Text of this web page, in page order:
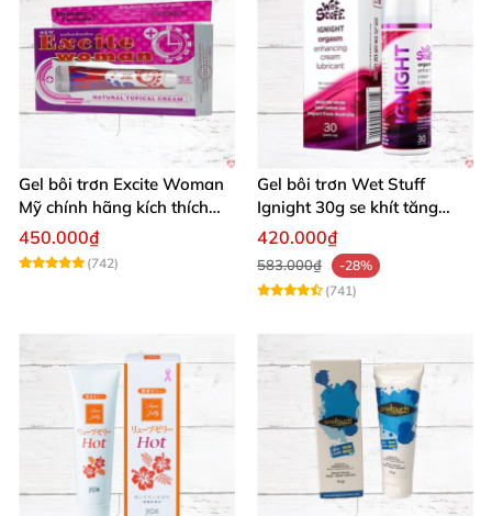
Gel bôi trơn Excite Woman
Mỹ chính hãng kích thích
khoái cảm nữ
450.000₫
(742)
Gel bôi trơn Wet Stuff
Ignight 30g se khít tăng
khoái cảm nữ hiệu quả
420.000₫
583.000₫
-28%
(741)